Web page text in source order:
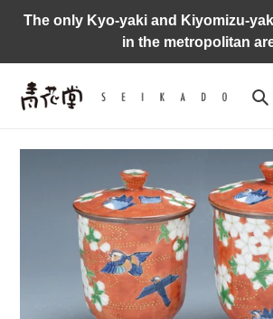
The only Kyo-yaki and Kiyomizu-
in the metropolitan